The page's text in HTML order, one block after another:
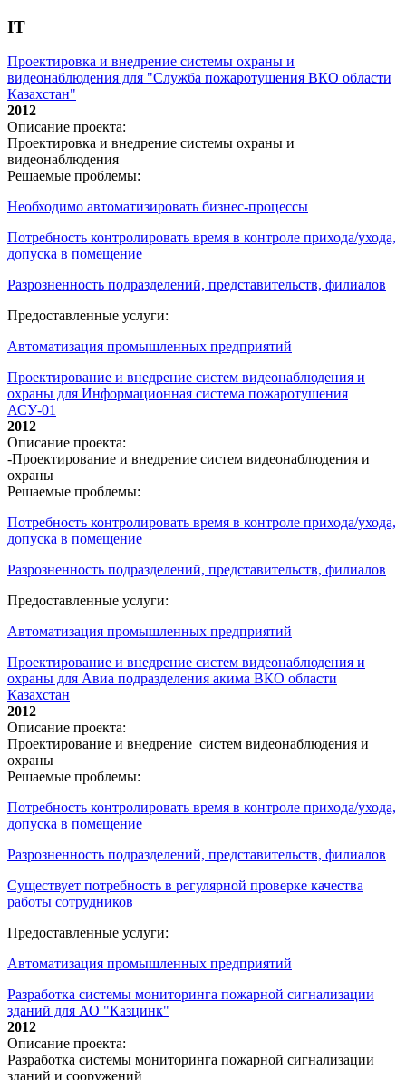
IT
Проектировка и внедрение системы охраны и
видеонаблюдения для "Служба пожаротушения ВКО области
Казахстан"
2012
Описание проекта:
Проектировка и внедрение системы охраны и
видеонаблюдения
Решаемые проблемы:
Необходимо автоматизировать бизнес-процессы
Потребность контролировать время в контроле прихода/ухода,
допуска в помещение
Разрозненность подразделений, представительств, филиалов
Предоставленные услуги:
Автоматизация промышленных предприятий
Проектирование и внедрение систем видеонаблюдения и
охраны для Информационная система пожаротушения
АСУ-01
2012
Описание проекта:
-Проектирование и внедрение систем видеонаблюдения и
охраны
Решаемые проблемы:
Потребность контролировать время в контроле прихода/ухода,
допуска в помещение
Разрозненность подразделений, представительств, филиалов
Предоставленные услуги:
Автоматизация промышленных предприятий
Проектирование и внедрение систем видеонаблюдения и
охраны для Авиа подразделения акима ВКО области
Казахстан
2012
Описание проекта:
Проектирование и внедрение систем видеонаблюдения и
охраны
Решаемые проблемы:
Потребность контролировать время в контроле прихода/ухода,
допуска в помещение
Разрозненность подразделений, представительств, филиалов
Существует потребность в регулярной проверке качества
работы сотрудников
Предоставленные услуги:
Автоматизация промышленных предприятий
Разработка системы мониторинга пожарной сигнализации
зданий для АО "Казцинк"
2012
Описание проекта:
Разработка системы мониторинга пожарной сигнализации
зданий и сооружений